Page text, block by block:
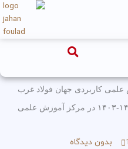
آغاز امتحانات پایان‌ترم نیمسال دوم ۱۴۰۴-۱۴۰۳ در مرکز آموزش علمی
بدون دیدگاه